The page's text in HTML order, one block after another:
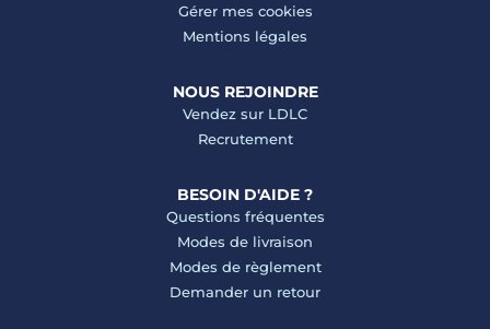
Gérer mes cookies
Mentions légales
NOUS REJOINDRE
Vendez sur LDLC
Recrutement
BESOIN D'AIDE ?
Questions fréquentes
Modes de livraison
Modes de règlement
Demander un retour